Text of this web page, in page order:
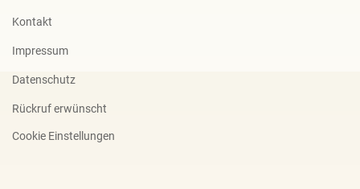
Kontakt
Impressum
Datenschutz
Rückruf erwünscht
Cookie Einstellungen